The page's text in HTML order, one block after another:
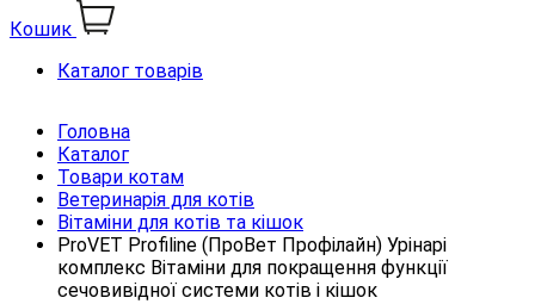
Кошик
Каталог товарів
Головна
Каталог
Товари котам
Ветеринарія для котів
Вітаміни для котів та кішок
ProVET Profiline (ПроВет Профілайн) Урінарі
комплекс Вітаміни для покращення функції
сечовивідної системи котів і кішок